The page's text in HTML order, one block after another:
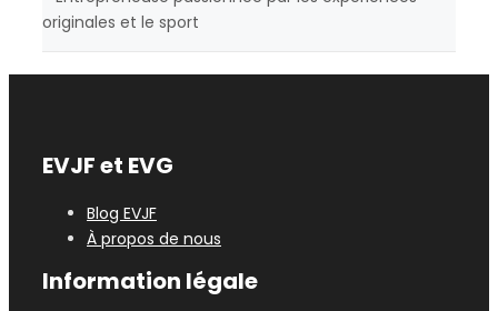
originales et le sport
EVJF et EVG
Blog EVJF
À propos de nous
Information légale